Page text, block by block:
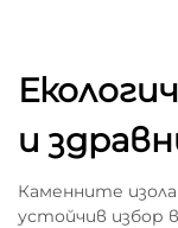
и
Каменните
устойчив избор